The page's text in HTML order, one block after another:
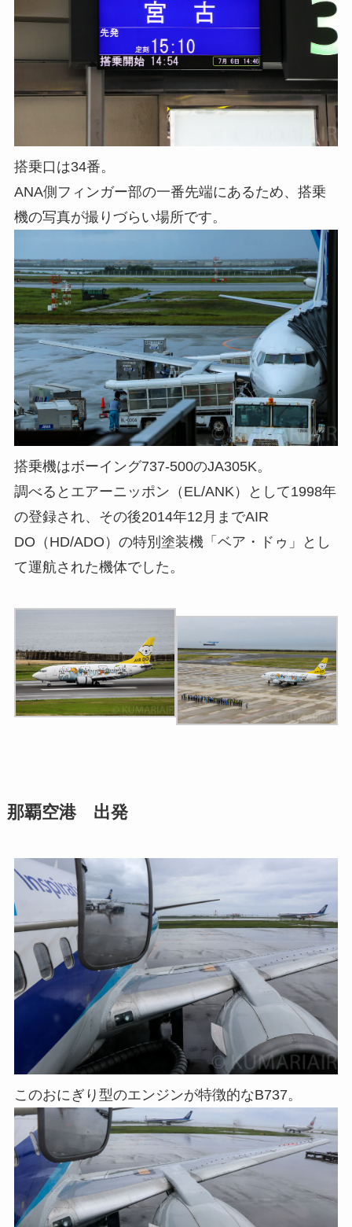
搭乗口は34番。
ANA側フィンガー部の一番先端にあるため、搭乗
機の写真が撮りづらい場所です。
搭乗機はボーイング737-500のJA305K。
調べるとエアーニッポン（EL/ANK）として1998年
の登録され、その後2014年12月までAIR
DO（HD/ADO）の特別塗装機「ベア・ドゥ」とし
て運航された機体でした。
那覇空港 出発
このおにぎり型のエンジンが特徴的なB737。